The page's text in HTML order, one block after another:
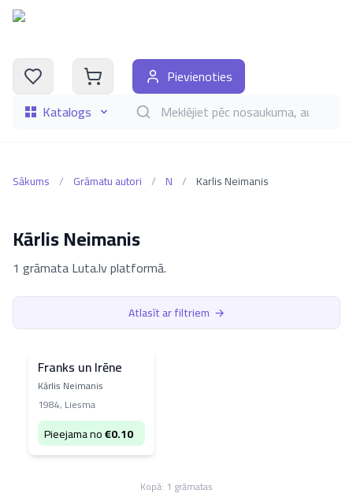
Katalogs Meklēt grāmatas pēc nosaukuma, autora,
Pievienoties
Sākums / Grāmatu autori / N / Karlis Neimanis
Kārlis Neimanis
1 grāmata Luta.lv platformā.
Atlasīt ar filtriem →
Franks un Irēne
Kārlis Neimanis
1984, Liesma
Pieejama no€0.10
Kopā: 1 grāmatas